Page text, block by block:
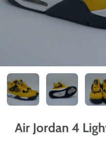
Air Jordan 4